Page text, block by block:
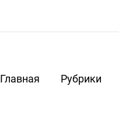
Главная Рубрики